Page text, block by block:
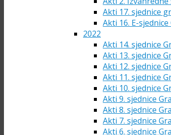
Akti 17. sjednice
Akti 16. E-
2022
Akti 14. sjednice
Akti 13. sjednice
Akti 12. sjednice
Akti 11. sjednice
Akti 10. sjednice
Akti 9. sjednice
Akti 8. sjednice
Akti 7. sjednice
Akti 6. sjednice